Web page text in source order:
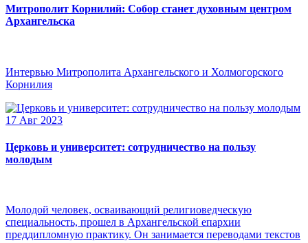
Митрополит Корнилий: Собор станет духовным центром
Архангельска
Интервью Митрополита Архангельского и Холмогорского
Корнилия
17 Авг 2023
Церковь и университет: сотрудничество на пользу
молодым
Молодой человек, осваивающий религиоведческую
специальность, прошел в Архангельской епархии
преддипломную практику. Он занимается переводами текстов